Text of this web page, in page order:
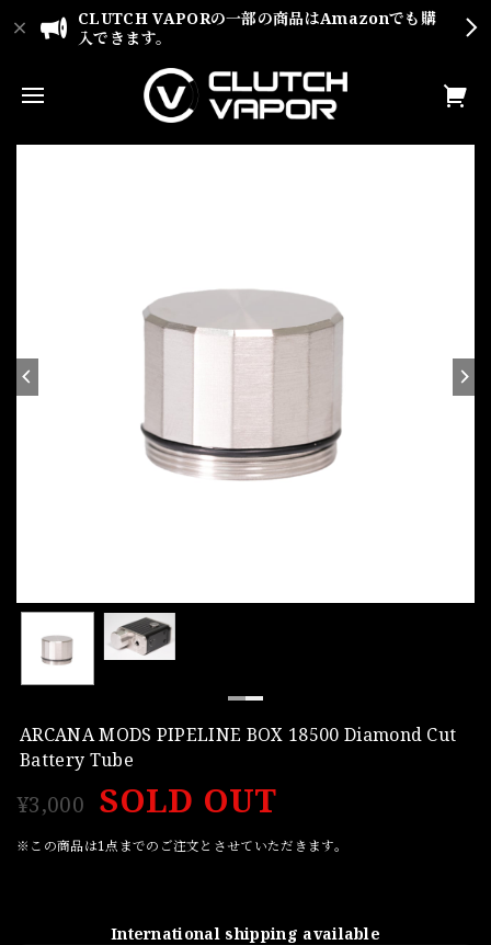
CLUTCH VAPORの一部の商品はAmazonでも購
入できます。
ARCANA MODS PIPELINE BOX 18500 Diamond Cut
Battery Tube
¥3,000 SOLD OUT
※この商品は1点までのご注文とさせていただきます。
International shipping available